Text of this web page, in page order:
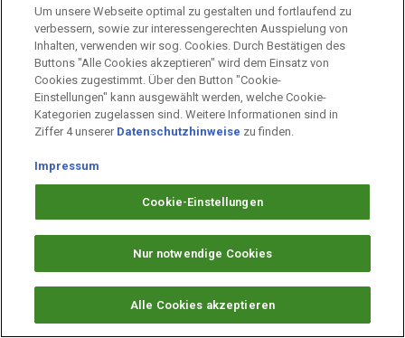
Impressum
Unternehmen
Arbeiten bei PAYBACK
Fragen & Hilfe
Datenschutz
Cookie-Einstellungen
Um unsere Webseite optimal zu gestalten und fortlaufend zu
verbessern, sowie zur interessengerechten Ausspielung von
Inhalten, verwenden wir sog. Cookies. Durch Bestätigen des
Buttons "Alle Cookies akzeptieren" wird dem Einsatz von
Cookies zugestimmt. Über den Button "Cookie-
Einstellungen" kann ausgewählt werden, welche Cookie-
Kategorien zugelassen sind. Weitere Informationen sind in
Ziffer 4 unserer Datenschutzhinweise zu finden.
Impressum
Cookie-Einstellungen
Nur notwendige Cookies
Alle Cookies akzeptieren